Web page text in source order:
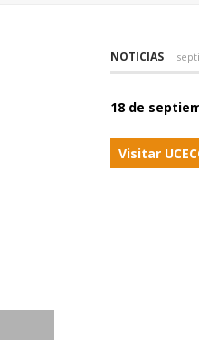
NOTICIAS
18 de
Visitar